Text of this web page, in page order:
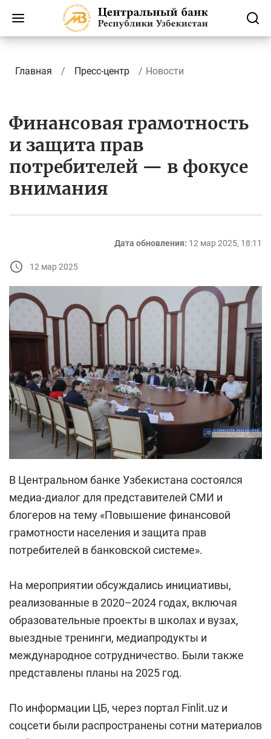
Главная Пресс-центр Новости
Финансовая грамотность
и защита прав
потребителей — в фокусе
внимания
Дата обновления: 12 мар 2025, 18:11
12 мар 2025
В Центральном банке Узбекистана состоялся
медиа-диалог для представителей СМИ и
блогеров на тему «Повышение финансовой
грамотности населения и защита прав
потребителей в банковской системе».
На мероприятии обсуждались инициативы,
реализованные в 2020–2024 годах, включая
образовательные проекты в школах и вузах,
выездные тренинги, медиапродукты и
международное сотрудничество. Были также
представлены планы на 2025 год.
По информации ЦБ, через портал Finlit.uz и
соцсети были распространены сотни материалов